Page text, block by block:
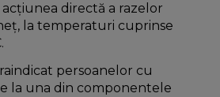
directă a razelor
la temperaturi cuprinse
persoanelor cu
la una din componentele